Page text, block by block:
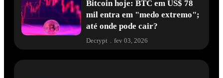
Bitcoin hoje: BTC em US$ 78
mil entra em "medo extremo";
até onde pode cair?
Decrypt . fev 03, 2026